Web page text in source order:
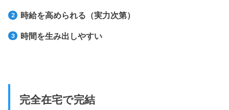
時給を高められる（実力次第）
時間を生み出しやすい
完全在宅で完結